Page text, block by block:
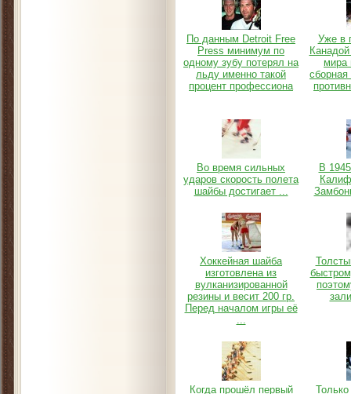
По данным Detroit Free
Press минимум по
одному зубу потерял на
льду именно такой
процент профессиона
Уже в
мира
Во время сильных
ударов скорость полета
шайбы достигает ...
В
Хоккейная шайба
изготовлена из
вулканизированной
резины и весит 200 гр.
Перед началом игры её
...
Когда прошёл первый